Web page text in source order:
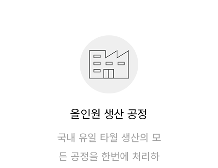
올인원 생산 공정
국내 유일 타월 생산의 모
든 공정을 한번에 처리하